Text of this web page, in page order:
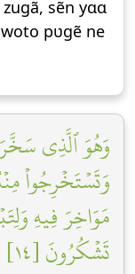
sẽn yɑɑ
pʋgẽ ne
وَهُوَ ٱلَّذِي
وَتَسۡتَخۡرِجُواْ
مَوَاخِرَ فِيهِ
تَشۡكُرُونَ [١٤]